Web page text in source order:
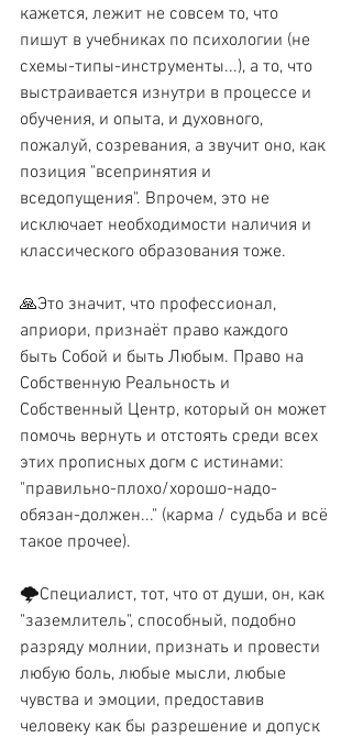
кажется, лежит не совсем то, что
пишут в учебниках по психологии (не
схемы-типы-инструменты...), а то, что
выстраивается изнутри в процессе и
обучения, и опыта, и духовного,
пожалуй, созревания, а звучит оно, как
позиция "всепринятия и
вседопущения". Впрочем, это не
исключает необходимости наличия и
классического образования тоже.
🙏Это значит, что профессионал,
априори, признаёт право каждого
быть Собой и быть Любым. Право на
Собственную Реальность и
Собственный Центр, который он может
помочь вернуть и отстоять среди всех
этих прописных догм с истинами:
"правильно-плохо/хорошо-надо-
обязан-должен..." (карма / судьба и всё
такое прочее).
🌩Специалист, тот, что от души, он, как
"заземлитель", способный, подобно
разряду молнии, признать и провести
любую боль, любые мысли, любые
чувства и эмоции, предоставив
человеку как бы разрешение и допуск